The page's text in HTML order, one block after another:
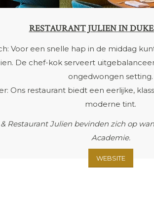
RESTAURANT JULIEN IN
Voor een snelle hap in de middag
De chef-kok serveert
ongedwongen setting.
Ons restaurant biedt een eerlijke,
moderne tint.
Restaurant Julien bevinden zich op
Academie.
WEBSITE